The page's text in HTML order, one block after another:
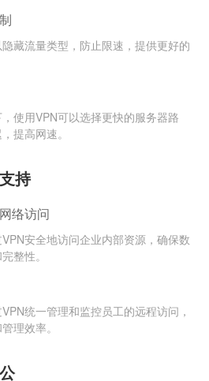
藏流量类型，防止限速，提供更好的
使用VPN可以选择更快的服务器路
提高网速。
持
络访问
安全地访问企业内部资源，确保数
整性。
统一管理和监控员工的远程访问，
理效率。